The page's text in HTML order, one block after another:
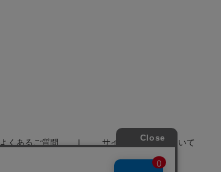
よくあるご質問 サイトポリシーについて